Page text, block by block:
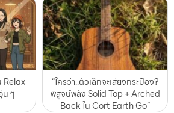
Relax
น ๆ
“ใครว่า..ตัวเล็กจะเสียงกระป๋อง?
พิสูจน์พลัง Solid Top + Arched
Back ใน Cort Earth Go”